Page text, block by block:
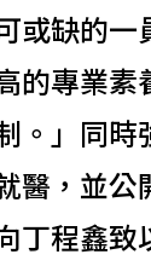
或缺的一
的專業素
。」同時
醫，並公
丁程鑫